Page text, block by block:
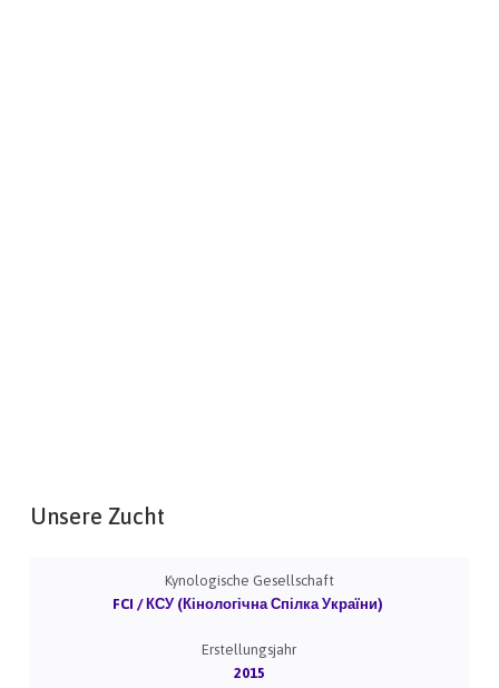
Unsere Zucht
Kynologische Gesellschaft
FCI / КСУ (Кінологічна Спілка України)
Erstellungsjahr
2015